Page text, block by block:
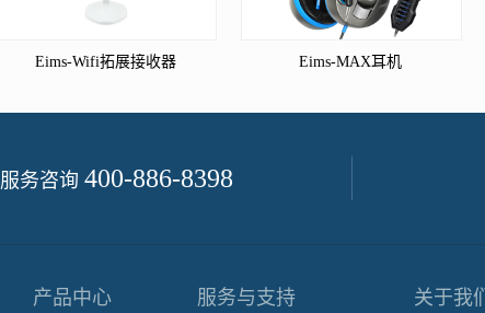
Eims-Wifi拓展接收器 Eims-MAX耳机
服务咨询 400-886-8398
产品中心 服务与支持 关于我们